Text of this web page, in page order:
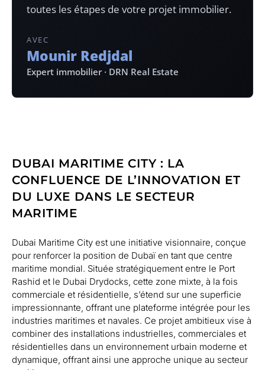
toutes les étapes de votre projet immobilier.
AVEC
Mounir Redjdal
Expert immobilier · DRN Real Estate
DUBAI MARITIME CITY : LA
CONFLUENCE DE L’INNOVATION ET
DU LUXE DANS LE SECTEUR
MARITIME
Dubai Maritime City est une initiative visionnaire, conçue
pour renforcer la position de Dubaï en tant que centre
maritime mondial. Située stratégiquement entre le Port
Rashid et le Dubai Drydocks, cette zone mixte, à la fois
commerciale et résidentielle, s’étend sur une superficie
impressionnante, offrant une plateforme intégrée pour les
industries maritimes et navales. Ce projet ambitieux vise à
combiner des installations industrielles, commerciales et
résidentielles dans un environnement urbain moderne et
dynamique, offrant ainsi une approche unique au secteur